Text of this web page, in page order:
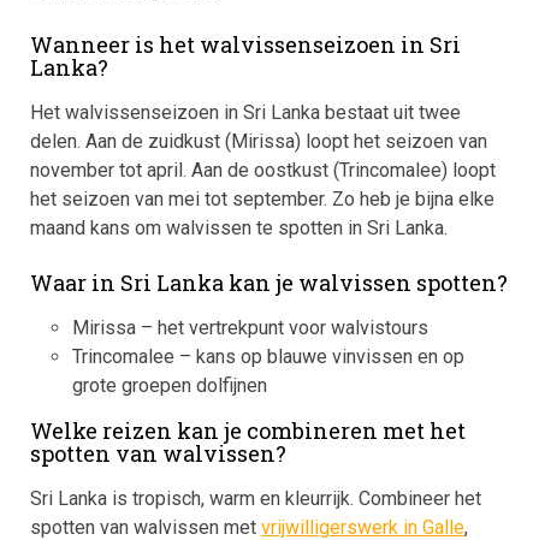
Wanneer is het walvissenseizoen in Sri
Lanka?
Het walvissenseizoen in Sri Lanka bestaat uit twee
delen. Aan de zuidkust (Mirissa) loopt het seizoen van
november tot april. Aan de oostkust (Trincomalee) loopt
het seizoen van mei tot september. Zo heb je bijna elke
maand kans om walvissen te spotten in Sri Lanka.
Waar in Sri Lanka kan je walvissen spotten?
Mirissa – het vertrekpunt voor walvistours
Trincomalee – kans op blauwe vinvissen en op
grote groepen dolfijnen
Welke reizen kan je combineren met het
spotten van walvissen?
Sri Lanka is tropisch, warm en kleurrijk. Combineer het
spotten van walvissen met vrijwilligerswerk in Galle,